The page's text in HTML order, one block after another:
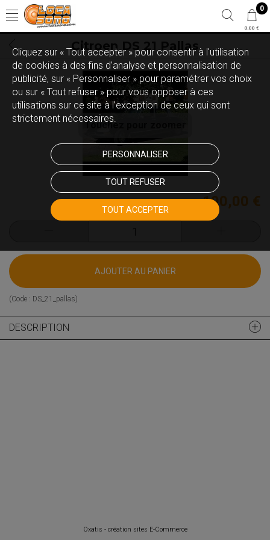
0
0,00 €
Citroen DS 21 Pallas
Touchez pour zoomer
190,00 €
AJOUTER AU PANIER
(Code : DS_21_pallas)
DESCRIPTION
Cliquez sur « Tout accepter » pour consentir à l'utilisation
de cookies à des fins d’analyse et personnalisation de
publicité, sur « Personnaliser » pour paramétrer vos choix
ou sur « Tout refuser » pour vous opposer à ces
utilisations sur ce site à l’exception de ceux qui sont
strictement nécessaires.
PERSONNALISER
TOUT REFUSER
TOUT ACCEPTER
Oxatis - création sites E-Commerce